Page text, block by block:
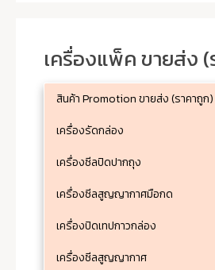
เครื่องแพ็ค ขายส่ง (
สินค้า Promotion ขายส่ง (ราคาถูก)
เครื่องรัดกล่อง
เครื่องซีลปิดปากถุง
เครื่องซีลสูญญากาศมือกด
เครื่องปิดเทปกาวกล่อง
เครื่องซีลสูญญากาศ